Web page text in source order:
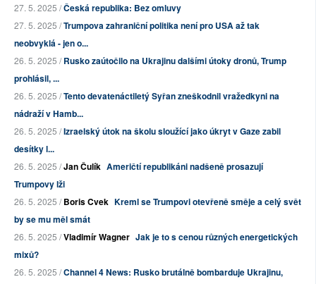
27. 5. 2025 /Česká republika: Bez omluvy
27. 5. 2025 /Trumpova zahraniční politika není pro USA až tak
neobvyklá - jen o...
26. 5. 2025 /Rusko zaútočilo na Ukrajinu dalšími útoky dronů, Trump
prohlásil, ...
26. 5. 2025 /Tento devatenáctiletý Syřan zneškodnil vražedkyni na
nádraží v Hamb...
26. 5. 2025 /Izraelský útok na školu sloužící jako úkryt v Gaze zabil
desítky l...
26. 5. 2025 /Jan Čulík Američtí republikáni nadšeně prosazují
Trumpovy lži
26. 5. 2025 /Boris Cvek Kreml se Trumpovi otevřeně směje a celý svět
by se mu měl smát
26. 5. 2025 /Vladimír Wagner Jak je to s cenou různých energetických
mixů?
26. 5. 2025 /Channel 4 News: Rusko brutálně bombarduje Ukrajinu,